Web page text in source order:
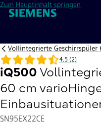
Zum Hauptinhalt springen
Vollintegrierte Geschirrspüler
iQ500
60 cm
SN95EX22CE
4.5 (2)